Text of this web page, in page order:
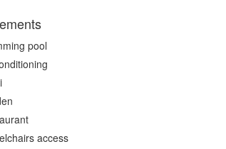
pool
access